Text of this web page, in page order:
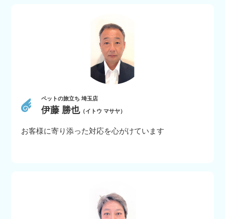
ペットの旅立ち 埼玉店
伊藤 勝也（イトウ マサヤ）
お客様に寄り添った対応を心がけています